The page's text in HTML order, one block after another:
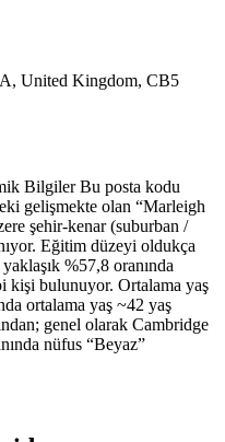
United Kingdom, CB5
Bilgiler Bu posta kodu
gelişmekte olan “Marleigh
şehir-kenar (suburban /
Eğitim düzeyi oldukça
%57,8 oranında
kişi bulunuyor. Ortalama yaş
ortalama yaş ~42 yaş
genel olarak Cambridge
nüfus “Beyaz”